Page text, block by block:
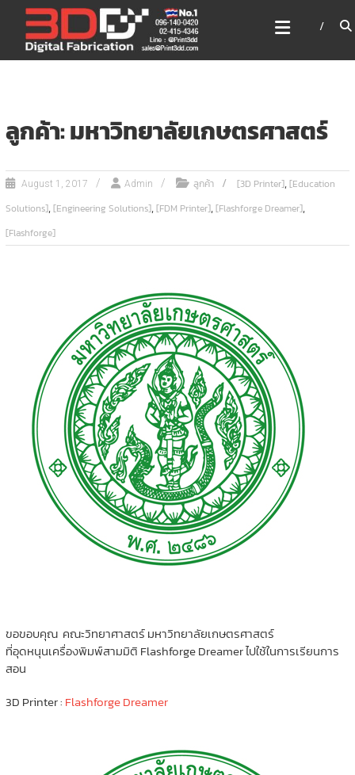
content
3DD DIGITAL FABRICATION
เครื่องพิมพ์3มิติ สแกนเนอร์
เลเซอร์
ลูกค้า: มหาวิทยาลัยเกษตรศาสตร์
August 1, 2017 Admin ลูกค้า [3D Printer],[Education
Solutions],[Engineering Solutions],[FDM Printer],[Flashforge Dreamer],
[Flashforge]
ขอขอบคุณ คณะวิทยาศาสตร์ มหาวิทยาลัยเกษตรศาสตร์
ที่อุดหนุนเครื่องพิมพ์สามมิติ Flashforge Dreamer ไปใช้ในการเรียนการ
สอน
3D Printer : Flashforge Dreamer